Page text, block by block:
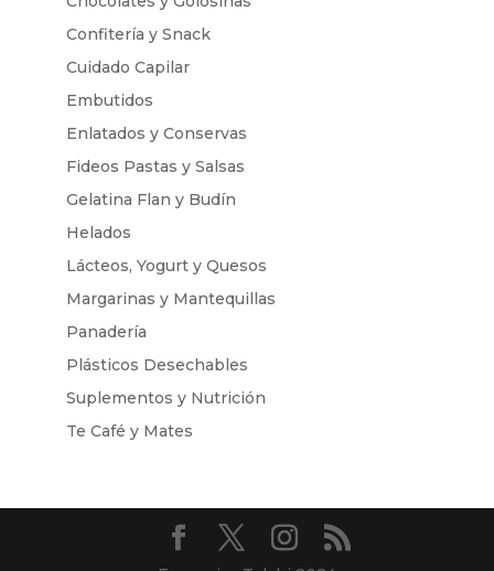
Confitería y Snack
Cuidado Capilar
Embutidos
Enlatados y Conservas
Fideos Pastas y Salsas
Gelatina Flan y Budín
Helados
Lácteos, Yogurt y Quesos
Margarinas y Mantequillas
Panadería
Plásticos Desechables
Suplementos y Nutrición
Te Café y Mates